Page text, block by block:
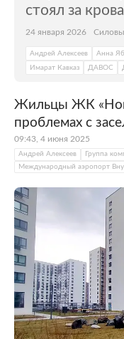
стоял за
24 января 2026
Андрей Алексеев Анна
Имарат Кавказ
ДАВОС
Жильцы ЖК
проблемах с
09:43, 4 июня 2025
Андрей Алексеев
Группа
Международный аэропорт